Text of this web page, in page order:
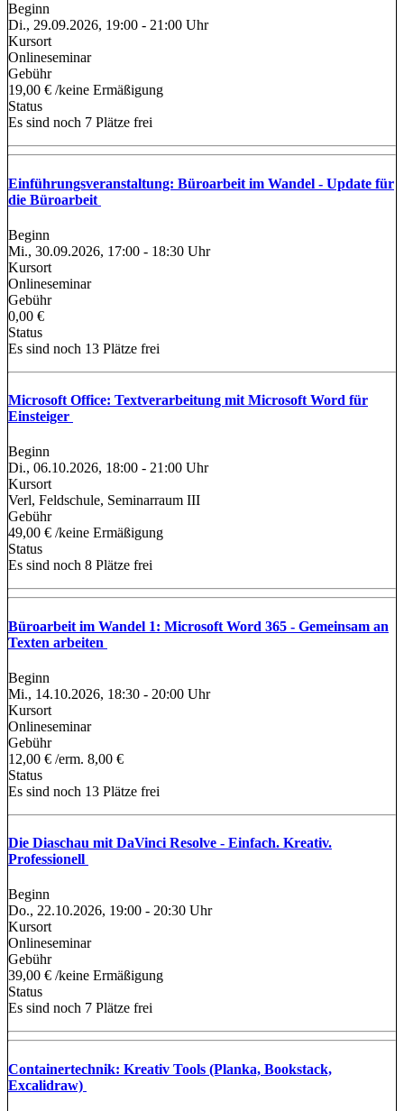
Beginn
Di., 29.09.2026, 19:00 - 21:00 Uhr
Kursort
Onlineseminar
Gebühr
19,00 € /keine Ermäßigung
Status
Es sind noch 7 Plätze frei
Einführungsveranstaltung: Büroarbeit im Wandel - Update für
die Büroarbeit
Beginn
Mi., 30.09.2026, 17:00 - 18:30 Uhr
Kursort
Onlineseminar
Gebühr
0,00 €
Status
Es sind noch 13 Plätze frei
Microsoft Office: Textverarbeitung mit Microsoft Word für
Einsteiger
Beginn
Di., 06.10.2026, 18:00 - 21:00 Uhr
Kursort
Verl, Feldschule, Seminarraum III
Gebühr
49,00 € /keine Ermäßigung
Status
Es sind noch 8 Plätze frei
Büroarbeit im Wandel 1: Microsoft Word 365 - Gemeinsam an
Texten arbeiten
Beginn
Mi., 14.10.2026, 18:30 - 20:00 Uhr
Kursort
Onlineseminar
Gebühr
12,00 € /erm. 8,00 €
Status
Es sind noch 13 Plätze frei
Die Diaschau mit DaVinci Resolve - Einfach. Kreativ.
Professionell
Beginn
Do., 22.10.2026, 19:00 - 20:30 Uhr
Kursort
Onlineseminar
Gebühr
39,00 € /keine Ermäßigung
Status
Es sind noch 7 Plätze frei
Containertechnik: Kreativ Tools (Planka, Bookstack,
Excalidraw)